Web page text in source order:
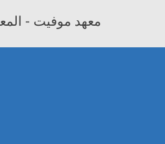
معهد موفيت -